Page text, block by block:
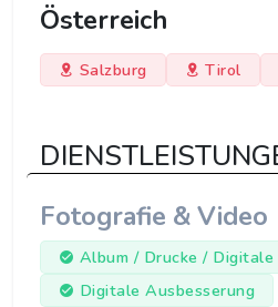
Österreich
Salzburg Tirol
Fotografie & Video
Album / Drucke /
Digitale Ausbesserung